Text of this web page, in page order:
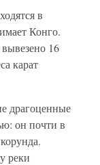
в
Конго.
16
карат
драгоценные
он почти в
реки